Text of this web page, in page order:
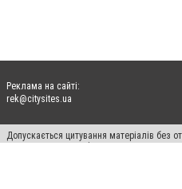
Реклама на сайті:
rek@citysites.ua
Допускається цитування матеріалів без
пошукових систем гіперпосилання на